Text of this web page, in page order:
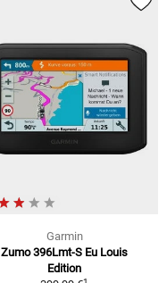
Garmin
Zumo 396Lmt-S Eu Louis
Edition